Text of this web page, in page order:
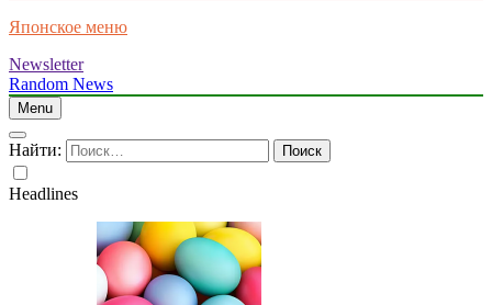
Японское меню
Newsletter
Random News
Menu
Найти:
Headlines